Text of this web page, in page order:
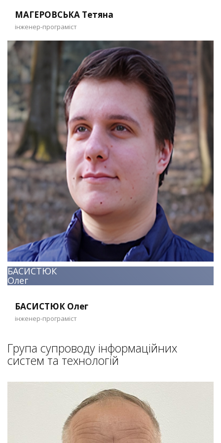
МАГЕРОВСЬКА Тетяна
інженер-програміст
БАСИСТЮК
Олег
БАСИСТЮК Олег
інженер-програміст
Група супроводу інформаційних
систем та технологій